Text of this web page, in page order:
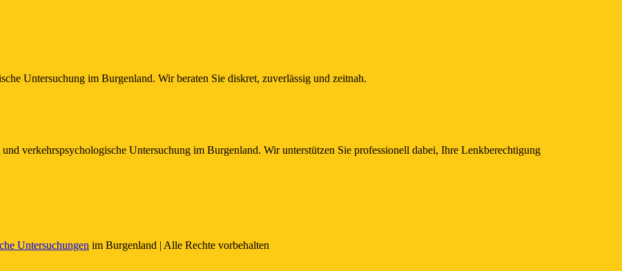
Untersuchung im Burgenland. Wir beraten Sie diskret, zuverlässig und zeitnah.
verkehrspsychologische Untersuchung im Burgenland. Wir unterstützen Sie professionell dabei, Ihre Lenkberechtigung
Untersuchungen im Burgenland | Alle Rechte vorbehalten